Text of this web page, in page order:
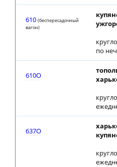
610 (беспересадочный
вагон)
по
610О
637О